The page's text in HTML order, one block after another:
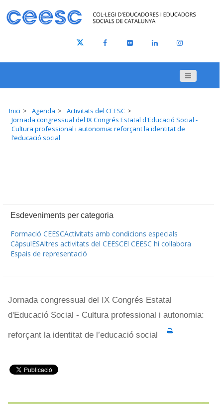
Inici Agenda
Activitats del CEESC
Jornada congressual del IX Congrés Estatal d'Educació Social -
Cultura professional i autonomia: reforçant la identitat de
l’educació social
Esdeveniments per categoria
Formació CEESCActivitats amb condicions especials
CàpsulESAltres activitats del CEESCEl CEESC hi col·labora
Espais de representació
Jornada congressual del IX Congrés Estatal
d'Educació Social - Cultura professional i autonomia:
reforçant la identitat de l’educació social